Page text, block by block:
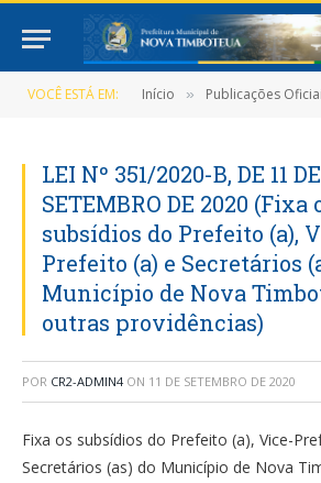
VOCÊ ESTÁ EM: Início » Publicações
LEI Nº 351/2020-B, DE 11 DE
SETEMBRO DE 2020 (Fixa
subsídios do Prefeito (a),
Prefeito (a) e Secretários
Município de Nova
outras providências)
POR CR2-ADMIN4 ON 11 DE SETEMBRO DE 2020
Fixa os subsídios do Prefeito (a), Vice-­
Secretários (as) do Município de Nova